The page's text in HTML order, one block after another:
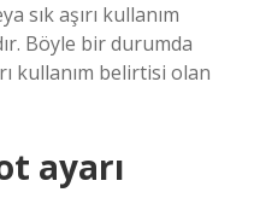
sık aşırı kullanım
Böyle bir durumda
kullanım belirtisi olan
ayarı